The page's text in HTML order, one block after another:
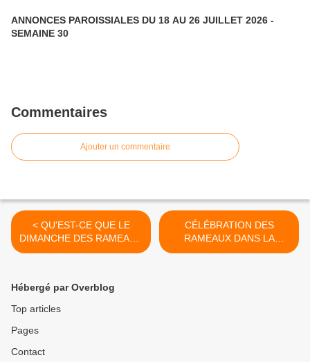
ANNONCES PAROISSIALES DU 18 AU 26 JUILLET 2026 -
SEMAINE 30
Commentaires
Ajouter un commentaire
< QU'EST-CE QUE LE
DIMANCHE DES RAMEAUX
?
CÉLÉBRATION DES
RAMEAUX DANS LA
PAROISSE >
Hébergé par Overblog
Top articles
Pages
Contact